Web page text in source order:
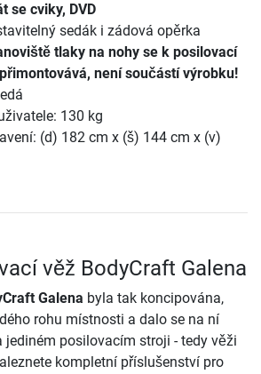
se cviky, DVD
sedák i zádová opěrka
tlaky na nohy se k posilovací
není součástí výrobku!
130 kg
(d) 182 cm x (š) 144 cm x (v)
věž BodyCraft Galena
Galena byla tak koncipována,
rohu místnosti a dalo se na ní
jediném posilovacím stroji - tedy věži
kompletní příslušenství pro